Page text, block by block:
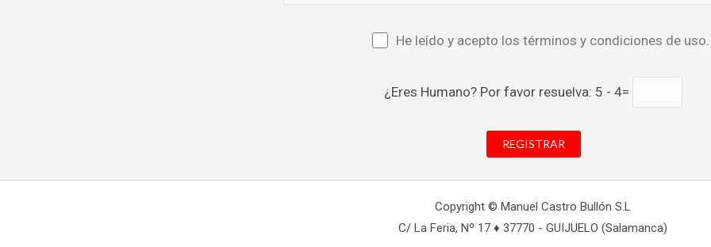
He leído y acepto los términos y condiciones de uso.
¿Eres Humano? Por favor resuelva: 5 - 4=
Copyright © Manuel Castro Bullón S.L
C/ La Feria, Nº 17 ♦ 37770 - GUIJUELO (Salamanca)